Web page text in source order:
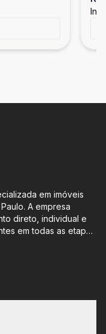
em imóveis
A empresa
direto, individual e
em todas as etapas
localizado em
113 m² e 136 m²,
Esses imóveis
Pinheiros,